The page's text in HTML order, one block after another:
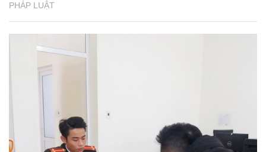
PHÁP LUẬT